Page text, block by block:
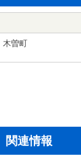
木曽町
関連情報